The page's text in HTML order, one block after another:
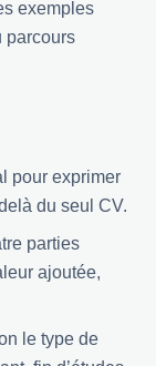
exemples
parcours
pour exprimer
du seul CV.
parties
ajoutée,
le type de